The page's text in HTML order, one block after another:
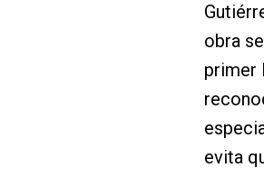
obra
primer
evita